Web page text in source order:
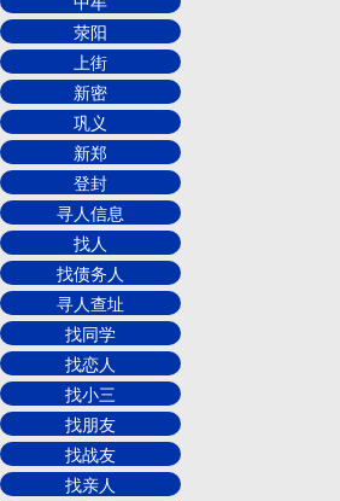
荥阳
上街
新密
巩义
新郑
登封
寻人信息
找人
找债务人
寻人查址
找同学
找恋人
找小三
找朋友
找战友
找亲人